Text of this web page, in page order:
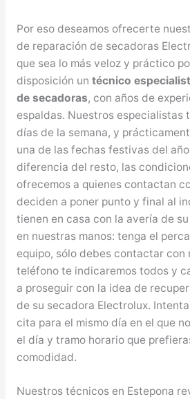
Por eso deseamos ofrecerte
de reparación de secadoras
que sea lo más veloz y práctico
disposición un técnico
de secadoras, con años de
espaldas. Nuestros especialistas
días de la semana, y
una de las fechas festivas del
diferencia del resto, las
ofrecemos a quienes contactan
deciden a poner punto y final al
tienen en casa con la avería de
en nuestras manos: tenga el
equipo, sólo debes contactar con
teléfono te indicaremos todos y
a proseguir con la idea de
de su secadora Electrolux.
cita para el mismo día en el que
el día y tramo horario que
comodidad.
Nuestros técnicos en Estepona